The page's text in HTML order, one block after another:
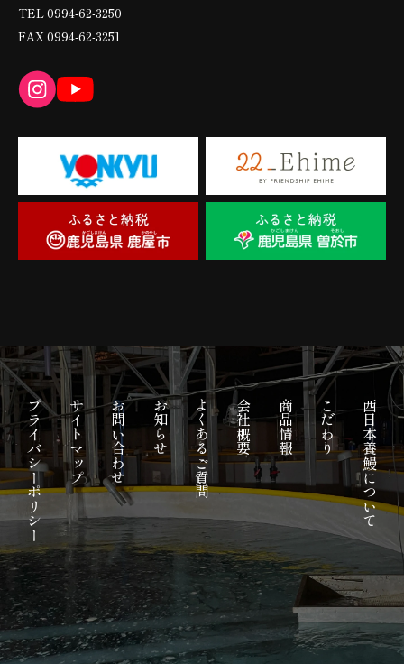
TEL0994-62-3250
FAX 0994-62-3251
西日本養鰻について
こだわり
商品情報
会社概要
よくあるご質問
お知らせ
お問い合わせ
サイトマップ
プライバシーポリシー